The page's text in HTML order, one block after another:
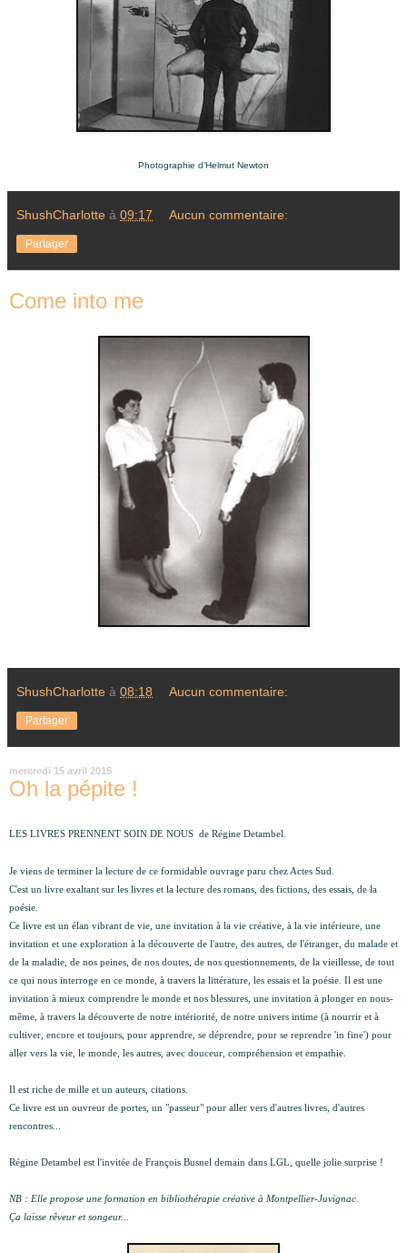
Photographie d'Helmut Newton
ShushCharlotte à 09:17 Aucun commentaire:
Partager
Come into me
ShushCharlotte à 08:18 Aucun commentaire:
Partager
mercredi 15 avril 2015
Oh la pépite !
LES LIVRES PRENNENT SOIN DE NOUS de Régine Detambel.
Je viens de terminer la lecture de ce formidable ouvrage paru chez Actes Sud.
C'est un livre exaltant sur les livres et la lecture des romans, des fictions, des essais, de la
poésie.
Ce livre est un élan vibrant de vie, une invitation à la vie créative, à la vie intérieure, une
invitation et une exploration à la découverte de l'autre, des autres, de l'étranger, du malade et
de la maladie, de nos peines, de nos doutes, de nos questionnements, de la vieillesse, de tout
ce qui nous interroge en ce monde, à travers la littérature, les essais et la poésie. Il est une
invitation à mieux comprendre le monde et nos blessures, une invitation à plonger en nous-
même, à travers la découverte de notre intériorité, de notre univers intime (à nourrir et à
cultiver, encore et toujours, pour apprendre, se déprendre, pour se reprendre 'in fine') pour
aller vers la vie, le monde, les autres, avec douceur, compréhension et empathie.
Il est riche de mille et un auteurs, citations.
Ce livre est un ouvreur de portes, un "passeur" pour aller vers d'autres livres, d'autres
rencontres...
Régine Detambel est l'invitée de François Busnel demain dans LGL, quelle jolie surprise !
NB : Elle propose une formation en bibliothérapie créative à Montpellier-Juvignac.
Ça laisse rêveur et songeur...